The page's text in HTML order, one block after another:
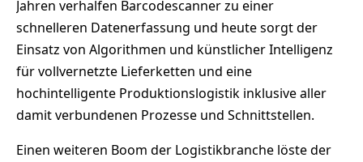
Jahren verhalfen Barcodescanner zu einer
schnelleren Datenerfassung und heute sorgt der
Einsatz von Algorithmen und künstlicher Intelligenz
für vollvernetzte Lieferketten und eine
hochintelligente Produktionslogistik inklusive aller
damit verbundenen Prozesse und Schnittstellen.
Einen weiteren Boom der Logistikbranche löste der